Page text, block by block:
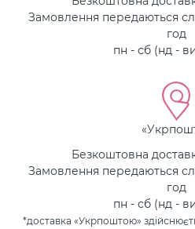
Замовлення передаються
год
пн - сб (нд -
Безкоштовна
Замовлення передаються
год
пн - сб (нд -
*доставка «Укрпоштою»